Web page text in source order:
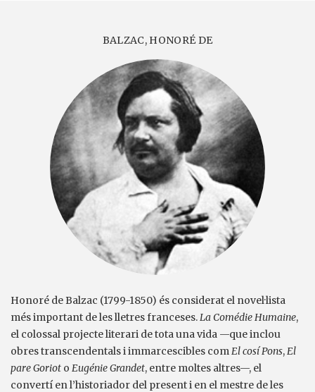
BALZAC, HONORÉ DE
Honoré de Balzac (1799-1850) és considerat el novel·lista
més important de les lletres franceses. La Comédie Humaine,
el colossal projecte literari de tota una vida —que inclou
obres transcendentals i immarcescibles com El cosí Pons, El
pare Goriot o Eugénie Grandet, entre moltes altres—, el
convertí en l’historiador del present i en el mestre de les